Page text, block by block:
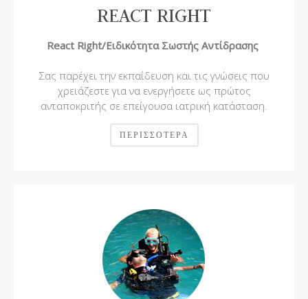
REACT RIGHT
React Right/Ειδικότητα Σωστής Αντίδρασης
Σας παρέχει την εκπαίδευση και τις γνώσεις που
χρειάζεστε για να ενεργήσετε ως πρώτος
ανταποκριτής σε επείγουσα ιατρική κατάσταση.
ΠΕΡΙΣΣΌΤΕΡΑ